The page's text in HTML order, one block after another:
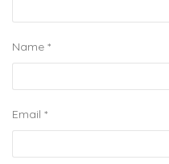
Name *
Email *